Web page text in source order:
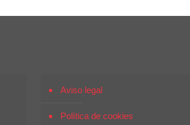
Aviso legal
Política de cookies